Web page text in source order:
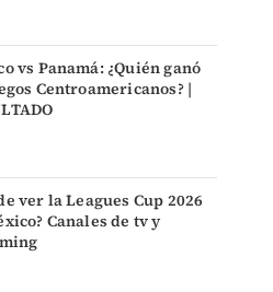
vs Panamá: ¿Quién ganó
Centroamericanos? |
ver la Leagues Cup 2026
Canales de tv y